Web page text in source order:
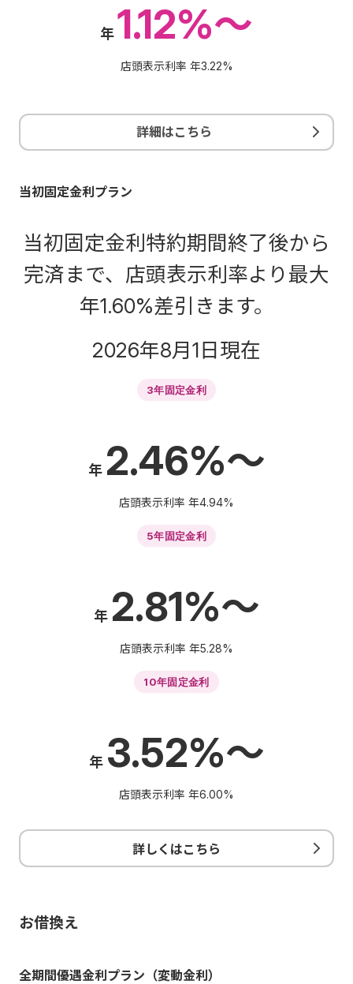
年1.12%～
店頭表示利率 年3.22%
詳細はこちら
当初固定金利プラン
当初固定金利特約期間終了後から
完済まで、店頭表示利率より最大
年1.60%差引きます。
2026年8月1日現在
3年固定金利
年 2.46%～
店頭表示利率 年4.94%
5年固定金利
年 2.81%～
店頭表示利率 年5.28%
10年固定金利
年 3.52%～
店頭表示利率 年6.00%
詳しくはこちら
お借換え
全期間優遇金利プラン（変動金利）